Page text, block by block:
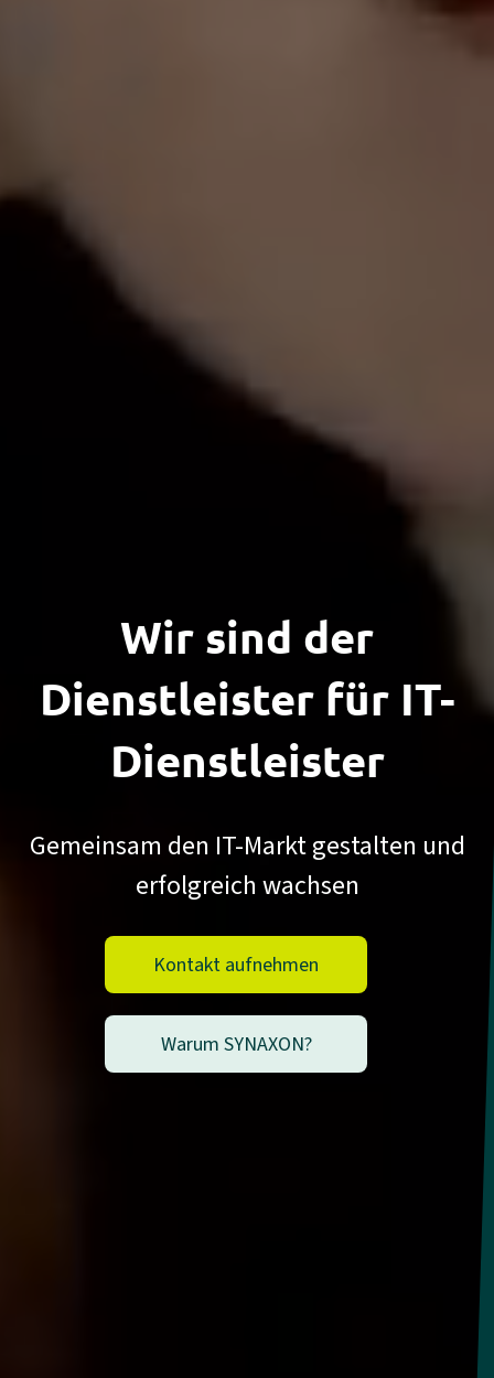
Wir sind der
Dienstleister für IT-
Dienst­leister
Gemeinsam den IT-Markt gestalten und
erfolgreich wachsen
Kontakt aufnehmen
Warum SYNAXON?